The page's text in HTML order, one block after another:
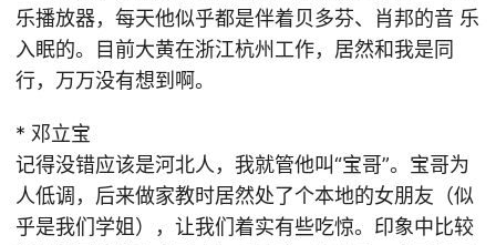
乐播放器，每天他似乎都是伴着贝多芬、肖邦的音 乐
入眠的。目前大黄在浙江杭州工作，居然和我是同
行，万万没有想到啊。
* 邓立宝
记得没错应该是河北人，我就管他叫“宝哥”。宝哥为
人低调，后来做家教时居然处了个本地的女朋友（似
乎是我们学姐），让我们着实有些吃惊。印象中比较